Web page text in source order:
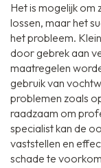
Het is mogelijk om
lossen, maar het
het probleem.
door gebrek aan
maatregelen
gebruik van
problemen zoals
raadzaam om
specialist kan de
vaststellen en
schade te